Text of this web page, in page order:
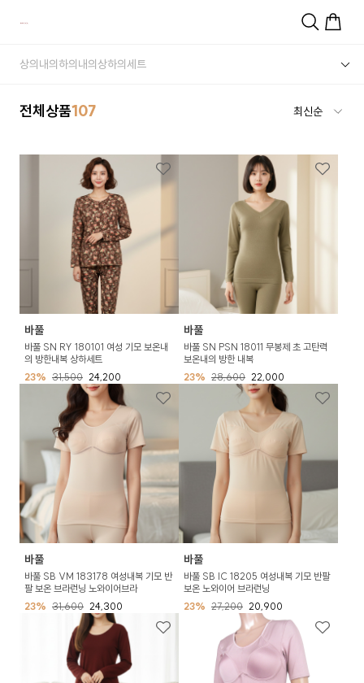
상의내의하의내의상하의세트
전체상품107
바풀
바풀 SN RY 180101 여성 기모 보온내
의 방한내복 상하세트
23% 31,500 24,200
바풀
바풀 SN PSN 18011 무봉제 초 고탄력
보온내의 방한 내복
23% 28,600 22,000
바풀
바풀 SB VM 183178 여성내복 기모 반
팔 보온 브라런닝 노와이어브라
23% 31,600 24,300
바풀
바풀 SB IC 18205 여성내복 기모 반팔
보온 노와이어 브라런닝
23% 27,200 20,900